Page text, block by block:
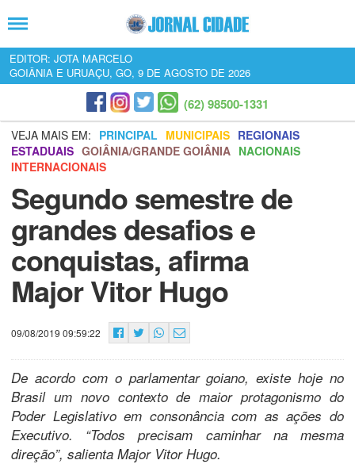
EDITOR: JOTA MARCELO
GOIÂNIA E URUAÇU, GO, 9 DE AGOSTO DE 2026
(62) 98500-1331
VEJA MAIS EM: PRINCIPAL MUNICIPAIS REGIONAIS
ESTADUAIS GOIÂNIA/GRANDE GOIÂNIA NACIONAIS
INTERNACIONAIS
Segundo semestre de
grandes desafios e
conquistas, afirma
Major Vitor Hugo
09/08/2019 09:59:22
De acordo com o parlamentar goiano, existe hoje no
Brasil um novo contexto de maior protagonismo do
Poder Legislativo em consonância com as ações do
Executivo. “Todos precisam caminhar na mesma
direção”, salienta Major Vitor Hugo.